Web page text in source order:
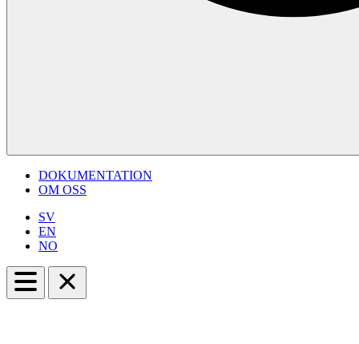
DOKUMENTATION
OM OSS
SV
EN
NO